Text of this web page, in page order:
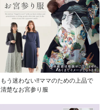
もう迷わない!!ママのための上品で
清楚なお宮参り服